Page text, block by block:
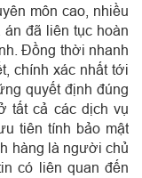
môn cao, nhiều
án đã liên tục hoàn
Đồng thời nhanh
chính xác nhất tới
quyết định đúng
tất cả các dịch vụ
tiên tính bảo mật
hàng là người chủ
có liên quan đến